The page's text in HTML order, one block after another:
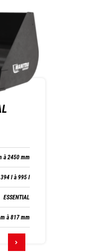
à 2450 mm
l à 995 l
ESSENTIAL
à 817 mm